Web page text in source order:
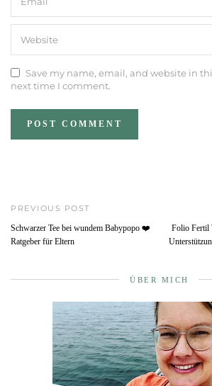
Save my name, email, and website in
next time I comment.
PREVIOUS POST
Schwarzer Tee bei wundem Babypopo ❤️
Ratgeber für Eltern
Folio Fertil
ÜBER MICH